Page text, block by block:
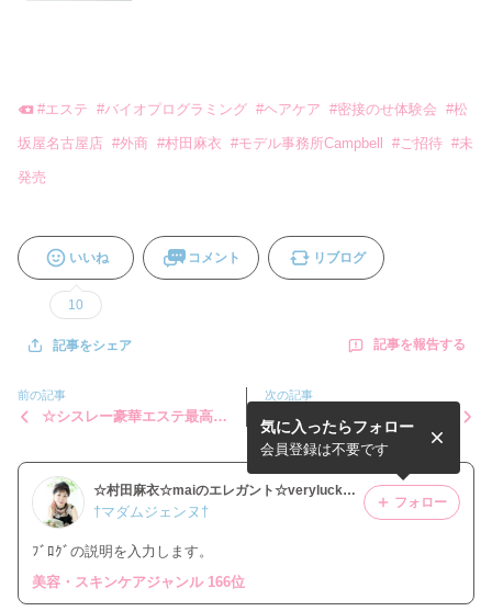
#エステ #バイオプログラミング #ヘアケア #密接のせ体験会 #松
坂屋名古屋店 #外商 #村田麻衣 #モデル事務所Campbell # ご招待 #未
発売
いいね
10
コメント リブログ
記事をシェア 記事を報告する
前の記事
☆シスレー豪華エステ最高の
次の記事
☆クラランス☆ネイルアート
☆
☆村田麻衣☆maiのエレガント☆verylucky☆blog( ^-^)※。.:*:・'°☆
†マダムジェンヌ†
ﾌﾞﾛｸﾞの説明を入力します。
気に入ったらフォロー
会員登録は不要です
フォロー
美容・スキンケアジャンル 166位